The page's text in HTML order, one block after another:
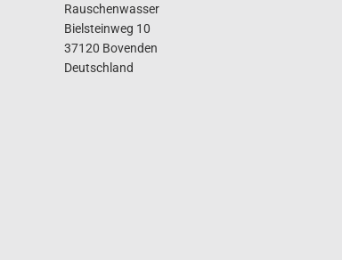
Rauschenwasser
Bielsteinweg 10
37120 Bovenden
Deutschland